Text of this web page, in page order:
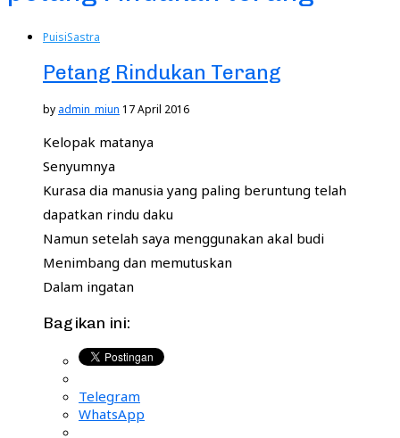
PuisiSastra
Petang Rindukan Terang
by admin_miun 17 April 2016
Kelopak matanya
Senyumnya
Kurasa dia manusia yang paling beruntung telah
dapatkan rindu daku
Namun setelah saya menggunakan akal budi
Menimbang dan memutuskan
Dalam ingatan
Bagikan ini:
Telegram
WhatsApp